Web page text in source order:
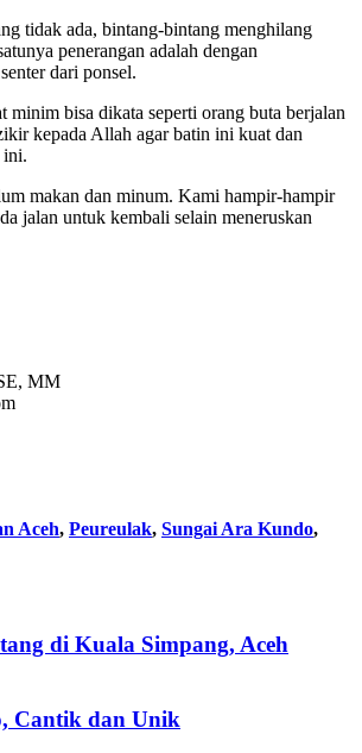
tidak ada, bintang-bintang menghilang
penerangan adalah dengan
dari ponsel.
minim bisa dikata seperti orang buta berjalan
kepada Allah agar batin ini kuat dan
ini.
makan dan minum. Kami hampir-hampir
jalan untuk kembali selain meneruskan
MM
Aceh, Peureulak, Sungai Ara Kundo,
di Kuala Simpang, Aceh
Cantik dan Unik